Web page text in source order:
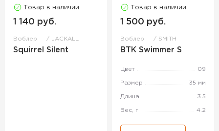
Товар в наличии
1 140 руб.
Воблер JACKALL
Squirrel Silent
Товар в наличии
1 500 руб.
Воблер SMITH
BTK Swimmer S
Цвет 09
Размер 35 мм
Длина 3.5
Вес, г 4.2